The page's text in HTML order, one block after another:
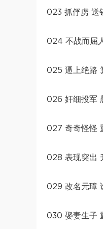
023 抓俘虏 送
024 不战而屈
025 逼上绝路
026 奸细投军
027 奇奇怪怪
028 表现突出
029 改名元璋
030 娶妻生子